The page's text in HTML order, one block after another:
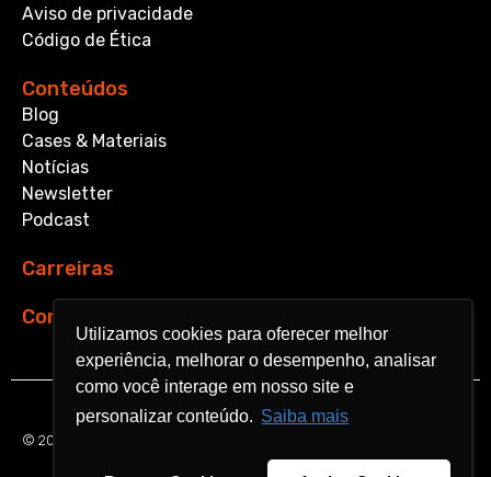
Utilizamos cookies para oferecer melhor
experiência, melhorar o desempenho, analisar
como você interage em nosso site e
personalizar conteúdo. Saiba mais
Utilizamos cookies para oferecer melhor
experiência, melhorar o desempenho, analisar
como você interage em nosso site e
personalizar conteúdo. Saiba mais
Aviso de privacidade
Código de Ética
Conteúdos
Blog
Cases & Materiais
Notícias
Newsletter
Podcast
Carreiras
Contato
© 2026 Aquarela Analytics. All rights reserved.